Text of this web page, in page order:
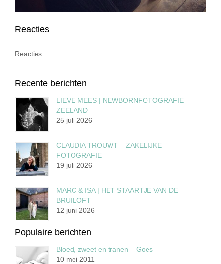
Reacties
Reacties
Recente berichten
LIEVE MEES | NEWBORNFOTOGRAFIE
ZEELAND
25 juli 2026
CLAUDIA TROUWT – ZAKELIJKE
FOTOGRAFIE
19 juli 2026
MARC & ISA | HET STAARTJE VAN DE
BRUILOFT
12 juni 2026
Populaire berichten
Bloed, zweet en tranen – Goes
10 mei 2011